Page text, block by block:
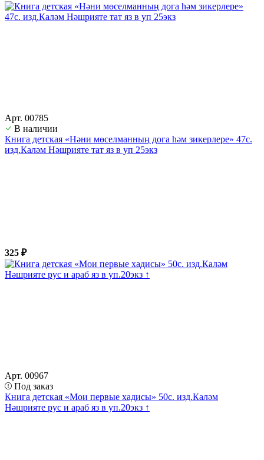
Арт. 00785
В наличии
Книга детская «Нәни мөселманның дога һәм зикерлере» 47с.
изд.Каләм Нәшрияте тат яз в уп 25экз
325 ₽
Арт. 00967
Под заказ
Книга детская «Мои первые хадисы» 50с. изд.Каләм
Нәшрияте рус и араб яз в уп.20экз ↑